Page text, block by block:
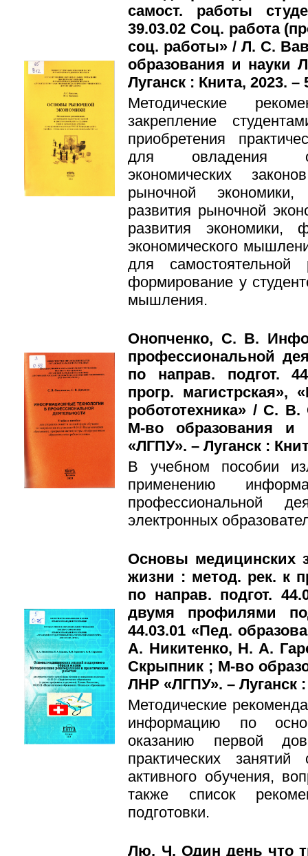
самост. работы
39.03.02 Соц. работа
соц. работы» / Л. С.
образования и
Луганск : Книта, 2023. –
Методические
закрепление
приобретения
для овладения
экономических
рыночной экономики,
развития рыночной
развития экономики,
экономического
для
формирование у
мышления.
Онопченко, С. В.
профессиональной
по направ. подгот.
прогр. магистрская»,
робототехника» / С.
М-во образования
«ЛГПУ». – Луганск :
В учебном пособии
применению
профессиональной
электронных
Основы медицинских
жизни : метод. рек. к
по направ. подгот.
двумя профилями
44.03.01 «Пед.
А. Никитенко, Н. А.
Скрыпник ; М-во
ЛНР «ЛГПУ». – Луганск :
Методические
информацию по
оказанию первой
практических
активного обучения,
также список
подготовки.
Лю, Ч. Один день что